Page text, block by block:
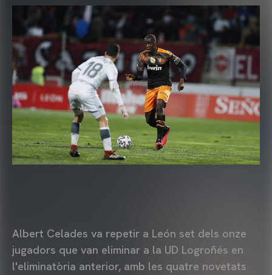
Albert Celades va repetir a León set dels onze
jugadors que van eliminar a la UD Logroñés en
l'eliminatòria anterior, amb les quatre novetats